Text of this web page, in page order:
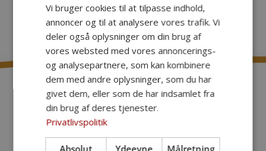
Vi bruger cookies til at tilpasse indhold,
annoncer og til at analysere vores trafik. Vi
deler også oplysninger om din brug af
vores websted med vores annoncerings-
og analysepartnere, som kan kombinere
dem med andre oplysninger, som du har
givet dem, eller som de har indsamlet fra
din brug af deres tjenester.
Privatlivspolitik
Absolut Ydeevne Målretning